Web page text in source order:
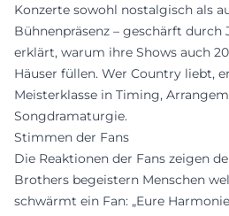
Konzerte sowohl nostalgisch als
Bühnenpräsenz – geschärft durch
erklärt, warum ihre Shows auch
Häuser füllen. Wer Country liebt,
Meisterklasse in Timing,
Songdramaturgie.
Stimmen der Fans
Die Reaktionen der Fans zeigen
Brothers begeistern Menschen
schwärmt ein Fan: „Eure